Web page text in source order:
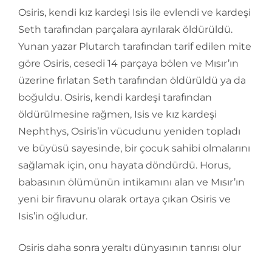
Osiris, kendi kız kardeşi Isis ile evlendi ve kardeşi
Seth tarafından parçalara ayrılarak öldürüldü.
Yunan yazar Plutarch tarafından tarif edilen mite
göre Osiris, cesedi 14 parçaya bölen ve Mısır’ın
üzerine fırlatan Seth tarafından öldürüldü ya da
boğuldu. Osiris, kendi kardeşi tarafından
öldürülmesine rağmen, Isis ve kız kardeşi
Nephthys, Osiris’in vücudunu yeniden topladı
ve büyüsü sayesinde, bir çocuk sahibi olmalarını
sağlamak için, onu hayata döndürdü. Horus,
babasının ölümünün intikamını alan ve Mısır’ın
yeni bir firavunu olarak ortaya çıkan Osiris ve
Isis’in oğludur.
Osiris daha sonra yeraltı dünyasının tanrısı olur